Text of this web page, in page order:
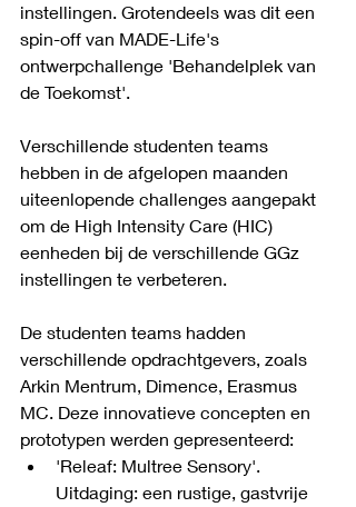
instellingen. Grotendeels was dit een
spin-off van MADE-Life's
ontwerpchallenge 'Behandelplek van
de Toekomst'.
Verschillende studenten teams
hebben in de afgelopen maanden
uiteenlopende challenges aangepakt
om de High Intensity Care (HIC)
eenheden bij de verschillende GGz
instellingen te verbeteren.
De studenten teams hadden
verschillende opdrachtgevers, zoals
Arkin Mentrum, Dimence, Erasmus
MC. Deze innovatieve concepten en
prototypen werden gepresenteerd:
'Releaf: Multree Sensory'.
Uitdaging: een rustige, gastvrije